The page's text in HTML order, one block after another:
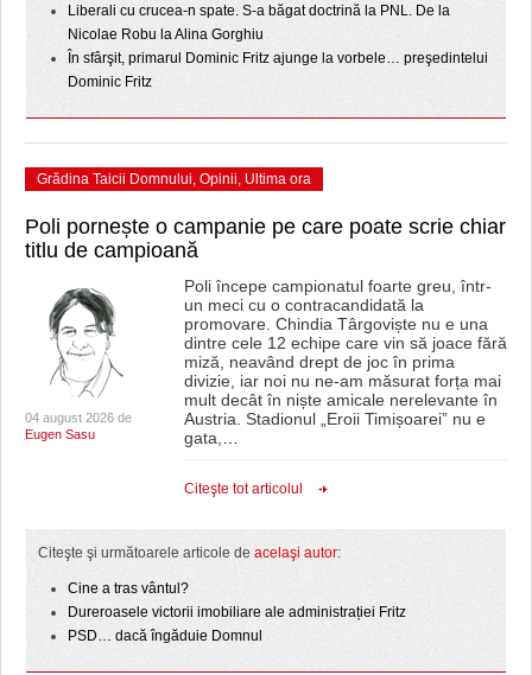
Liberali cu crucea-n spate. S-a băgat doctrină la PNL. De la
Nicolae Robu la Alina Gorghiu
În sfârşit, primarul Dominic Fritz ajunge la vorbele… preşedintelui
Dominic Fritz
Grădina Taicii Domnului, Opinii, Ultima ora
Poli pornește o campanie pe care poate scrie chiar
titlu de campioană
04 august 2026 de
Eugen Sasu
Poli începe campionatul foarte greu, într-
un meci cu o contracandidată la
promovare. Chindia Târgoviște nu e una
dintre cele 12 echipe care vin să joace fără
miză, neavând drept de joc în prima
divizie, iar noi nu ne-am măsurat forța mai
mult decât în niște amicale nerelevante în
Austria. Stadionul „Eroii Timișoarei” nu e
gata,
Citeşte tot articolul
Citeşte şi următoarele articole de acelaşi autor:
Cine a tras vântul?
Dureroasele victorii imobiliare ale administrației Fritz
PSD… dacă îngăduie Domnul